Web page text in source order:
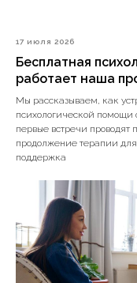
17 июля 2026
Бесплатная
работает наша
Мы рассказываем, как
психологической помощи
первые встречи проводят
продолжение терапии
поддержка